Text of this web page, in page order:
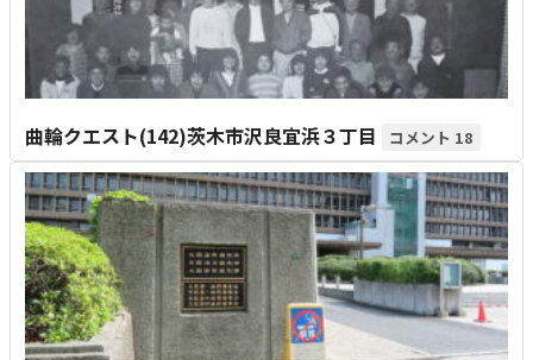
曲輪クエスト(142)茨木市沢良宜浜３丁目 18